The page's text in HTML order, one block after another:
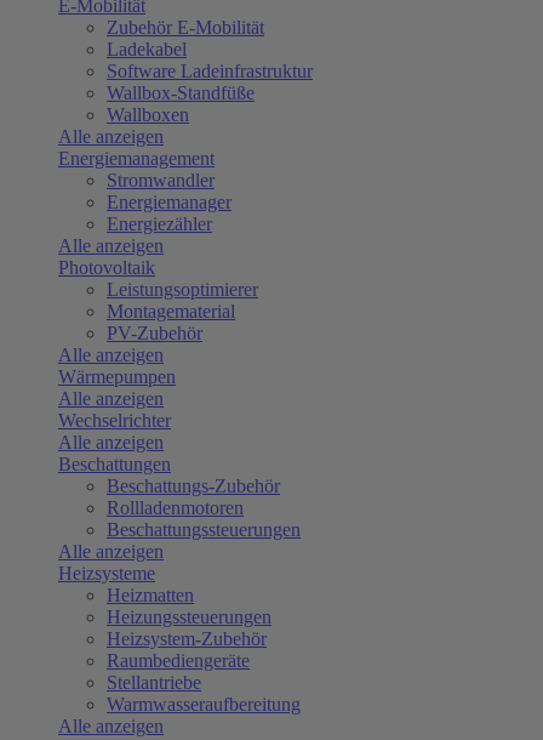
E-Mobilität
Zubehör E-Mobilität
Ladekabel
Software Ladeinfrastruktur
Wallbox-Standfüße
Wallboxen
Alle anzeigen
Energiemanagement
Stromwandler
Energiemanager
Energiezähler
Alle anzeigen
Photovoltaik
Leistungsoptimierer
Montagematerial
PV-Zubehör
Alle anzeigen
Wärmepumpen
Alle anzeigen
Wechselrichter
Alle anzeigen
Beschattungen
Beschattungs-Zubehör
Rollladenmotoren
Beschattungssteuerungen
Alle anzeigen
Heizsysteme
Heizmatten
Heizungssteuerungen
Heizsystem-Zubehör
Raumbediengeräte
Stellantriebe
Warmwasseraufbereitung
Alle anzeigen